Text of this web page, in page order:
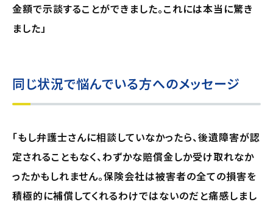
金額で示談することができました。これには本当に驚き
ました」
同じ状況で悩んでいる方へのメッセージ
「もし弁護士さんに相談していなかったら、後遺障害が認
定されることもなく、わずかな賠償金しか受け取れなか
ったかもしれません。保険会社は被害者の全ての損害を
積極的に補償してくれるわけではないのだと痛感しまし